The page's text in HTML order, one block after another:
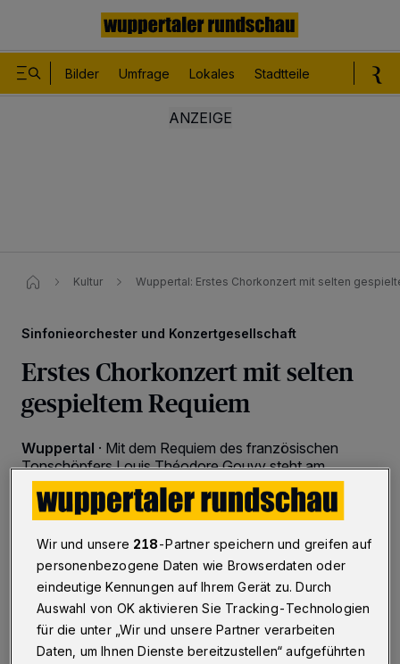
Bilder Umfrage Lokales Stadtteile
Kultur Wuppertal: Erstes Chorkonzert mit selten
Sinfonieorchester und Konzertgesellschaft
Erstes Chorkonzert mit selten
gespieltem Requiem
Wuppertal · Mit dem Requiem des französischen
Tonschöpfers Louis Théodore Gouvy steht am
Sonntag (26. November 2023) um 18 Uhr eine Rarität
und Wiederentdeckung auf dem Programm des 1.
Chorkonzerts von Sinfonieorchester Wuppertal und
Chor der Konzertgesellschaft Wuppertal.
22.11.2023 , 10:30 Uhr Eine Minute Lesezeit
Wir und unsere 218-Partner speichern und greifen auf
personenbezogene Daten wie Browserdaten oder
eindeutige Kennungen auf Ihrem Gerät zu. Durch
Auswahl von OK aktivieren Sie Tracking-Technologien
für die unter „Wir und unsere Partner verarbeiten
Daten, um Ihnen Dienste bereitzustellen“ aufgeführten